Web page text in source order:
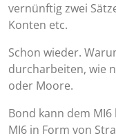
vernünftig zwei
Konten etc.
Schon wieder.
durcharbeiten, wie
oder Moore.
Bond kann dem
MI6 in Form von